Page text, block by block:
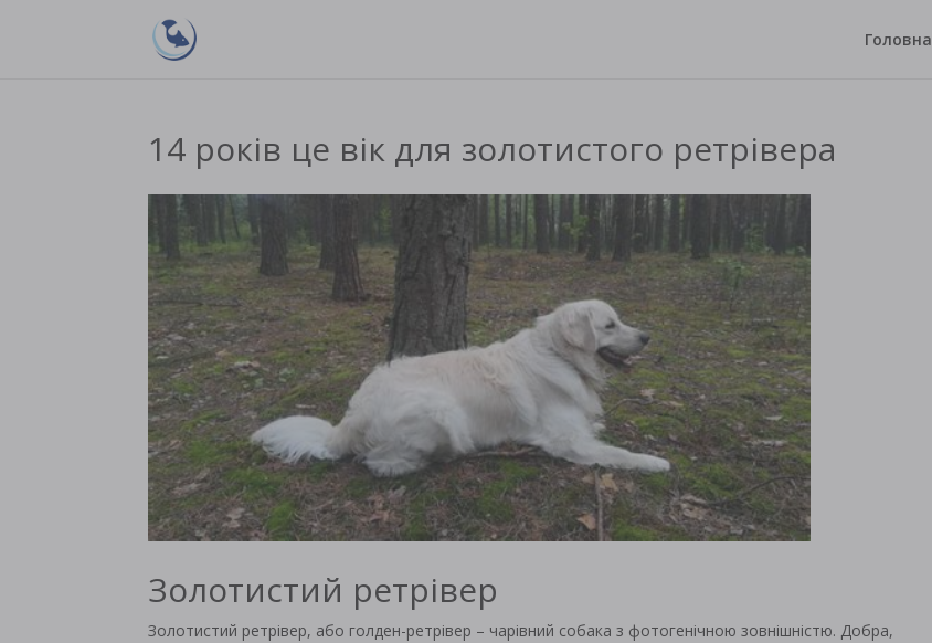
Головна
14 років це вік для золотистого ретрівера
Золотистий ретрівер
Золотистий ретрівер, або голден-ретрівер – чарівний собака з фотогенічною зовнішністю. Добра,